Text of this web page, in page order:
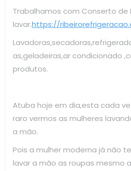
Trabalhamos com Conserto de
lavar.https://
as,geladeiras,ar condicionado
produtos.
Atuba hoje em dia,esta cada
raro vermos as mulheres
a mão.
Pois a mulher moderna já não
lavar a mão as roupas mesmo